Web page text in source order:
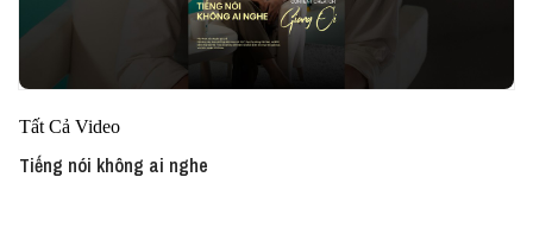
Tất Cả Video
Tiếng nói không ai nghe